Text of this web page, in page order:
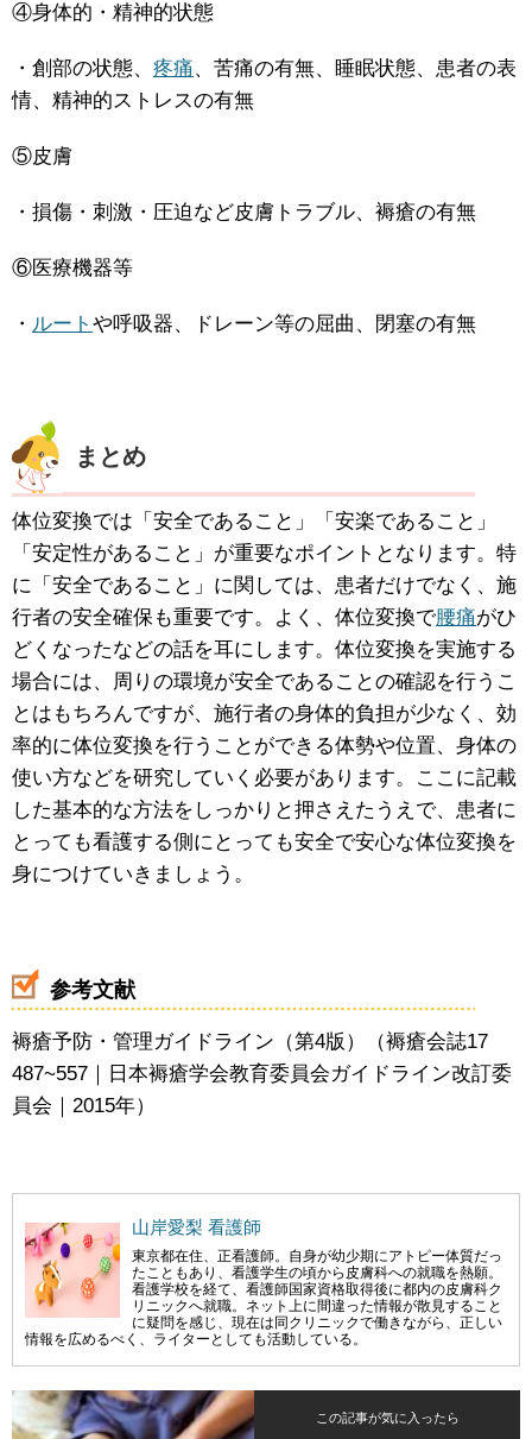
④身体的・精神的状態
・創部の状態、 疼痛、苦痛の有無、睡眠状態、患者の表
情、精神的ストレスの有無
⑤皮膚
・損傷・刺激・圧迫など皮膚トラブル、褥瘡の有無
⑥医療機器等
・ ルート や呼吸器、ドレーン等の屈曲、閉塞の有無
まとめ
体位変換では「安全であること」「安楽であること」
「安定性があること」が重要なポイントとなります。特
に「安全であること」に関しては、患者だけでなく、施
行者の安全確保も重要です。よく、体位変換で腰痛がひ
どくなったなどの話を耳にします。体位変換を実施する
場合には、周りの環境が安全であることの確認を行うこ
とはもちろんですが、施行者の身体的負担が少なく、効
率的に体位変換を行うことができる体勢や位置、身体の
使い方などを研究していく必要があります。ここに記載
した基本的な方法をしっかりと押さえたうえで、患者に
とっても看護する側にとっても安全で安心な体位変換を
身につけていきましょう。
参考文献
褥瘡予防・管理ガイドライン（第4版）（褥瘡会誌17
487~557｜日本褥瘡学会教育委員会ガイドライン改訂委
員会｜2015年）
山岸愛梨 看護師
東京都在住、正看護師。自身が幼少期にアトピー体質だっ
たこともあり、看護学生の頃から皮膚科への就職を熱願。
看護学校を経て、看護師国家資格取得後に都内の皮膚科ク
リニックへ就職。ネット上に間違った情報が散見すること
に疑問を感じ、現在は同クリニックで働きながら、正しい
情報を広めるべく、ライターとしても活動している。
この記事が気に入ったら